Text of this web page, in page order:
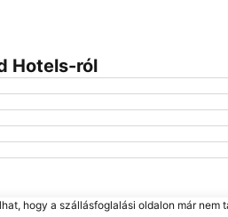
Hotels-ról
hogy a szállásfoglalási oldalon már nem